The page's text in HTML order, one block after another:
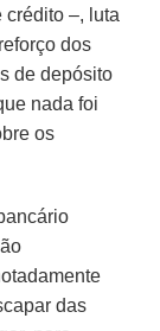
–, luta
dos
de depósito
nada foi
os
das